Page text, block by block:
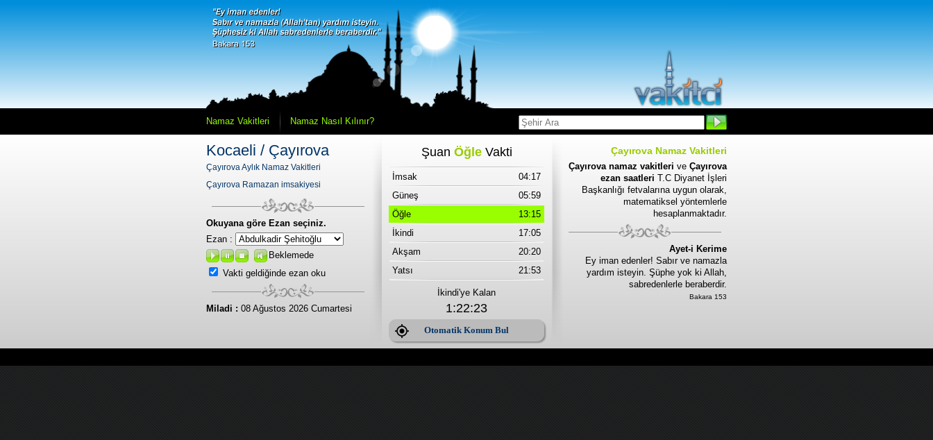
Namaz Vakitleri Namaz Nasıl Kılınır?
Kocaeli / Çayırova
Çayırova Aylık Namaz Vakitleri
Çayırova Ramazan imsakiyesi
Okuyana göre Ezan seçiniz.
Ezan :
Beklemede
Vakti geldiğinde ezan oku
Miladi : 08 Ağustos 2026 Cumartesi
Şuan ÖğleVakti
İmsak
04:17
Güneş
05:59
Öğle
13:15
İkindi
17:05
Akşam
20:20
Yatsı
21:53
İkindi'ye Kalan
1:22:23
Otomatik Konum Bul
Çayırova Namaz Vakitleri
Çayırova namaz vakitleri ve Çayırova
ezan saatleri T.C Diyanet İşleri
Başkanlığı fetvalarına uygun olarak,
matematiksel yöntemlerle
hesaplanmaktadır.
Ayet-i Kerime
Ey iman edenler! Sabır ve namazla
yardım isteyin. Şüphe yok ki Allah,
sabredenlerle beraberdir.
Bakara 153